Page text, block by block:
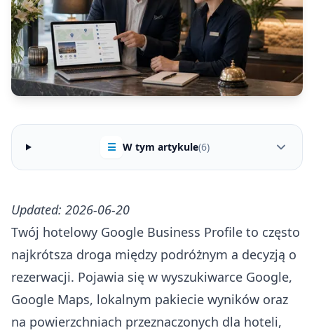
☰ W tym artykule(6)
Updated: 2026-06-20
Twój hotelowy Google Business Profile to często
najkrótsza droga między podróżnym a decyzją o
rezerwacji. Pojawia się w wyszukiwarce Google,
Google Maps, lokalnym pakiecie wyników oraz
na powierzchniach przeznaczonych dla hoteli,